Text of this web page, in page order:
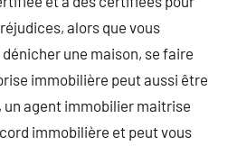
alors que vous
une maison, se faire
immobilière peut aussi être
agent immobilier maitrise
immobilière et peut vous